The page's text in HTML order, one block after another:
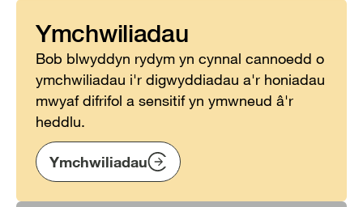
Ymchwiliadau
Bob blwyddyn rydym yn cynnal cannoedd o
ymchwiliadau i'r digwyddiadau a'r honiadau
mwyaf difrifol a sensitif yn ymwneud â'r
heddlu.
Ymchwiliadau